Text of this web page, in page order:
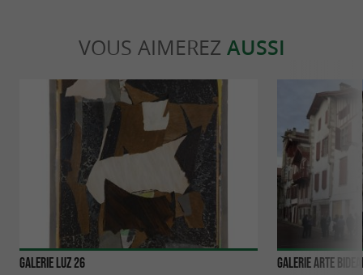
VOUS AIMEREZ AUSSI
Galerie Luz 26 Galerie Arte